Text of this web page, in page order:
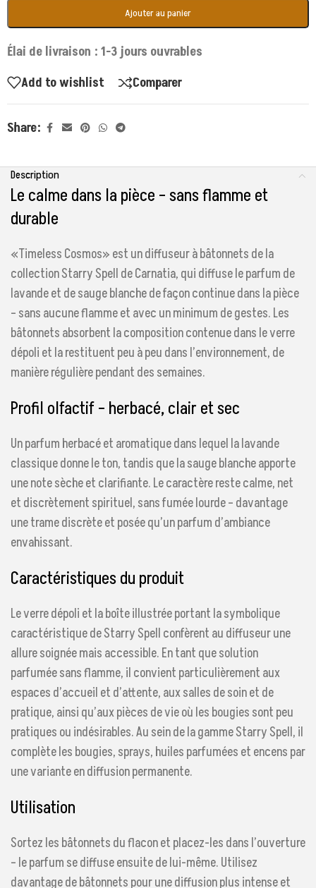
Ajouter au panier
Élai de livraison : 1-3 jours ouvrables
Add to wishlist
Comparer
Share:
Description
Le calme dans la pièce – sans flamme et
durable
«Timeless Cosmos» est un diffuseur à bâtonnets de la
collection Starry Spell de Carnatia, qui diffuse le parfum de
lavande et de sauge blanche de façon continue dans la pièce
– sans aucune flamme et avec un minimum de gestes. Les
bâtonnets absorbent la composition contenue dans le verre
dépoli et la restituent peu à peu dans l’environnement, de
manière régulière pendant des semaines.
Profil olfactif – herbacé, clair et sec
Un parfum herbacé et aromatique dans lequel la lavande
classique donne le ton, tandis que la sauge blanche apporte
une note sèche et clarifiante. Le caractère reste calme, net
et discrètement spirituel, sans fumée lourde – davantage
une trame discrète et posée qu’un parfum d’ambiance
envahissant.
Caractéristiques du produit
Le verre dépoli et la boîte illustrée portant la symbolique
caractéristique de Starry Spell confèrent au diffuseur une
allure soignée mais accessible. En tant que solution
parfumée sans flamme, il convient particulièrement aux
espaces d’accueil et d’attente, aux salles de soin et de
pratique, ainsi qu’aux pièces de vie où les bougies sont peu
pratiques ou indésirables. Au sein de la gamme Starry Spell, il
complète les bougies, sprays, huiles parfumées et encens par
une variante en diffusion permanente.
Utilisation
Sortez les bâtonnets du flacon et placez-les dans l’ouverture
– le parfum se diffuse ensuite de lui-même. Utilisez
davantage de bâtonnets pour une diffusion plus intense et